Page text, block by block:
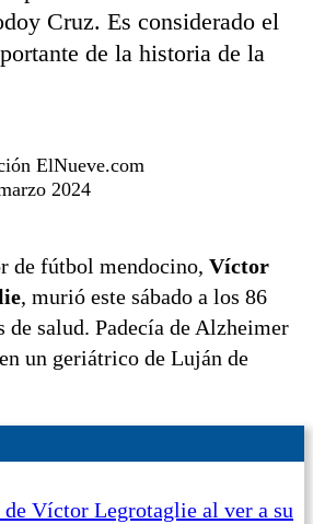
Cruz. Es considerado el
de la historia de la
ElNueve.com
2024
de fútbol mendocino, Víctor
, murió este sábado a los 86
de salud. Padecía de Alzheimer
un geriátrico de Luján de
Víctor Legrotaglie al ver a su